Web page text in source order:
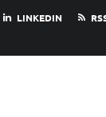
LINKEDIN